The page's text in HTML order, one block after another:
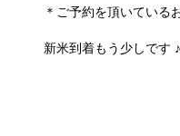
＊ご予約を頂いている
新米到着もう少しです